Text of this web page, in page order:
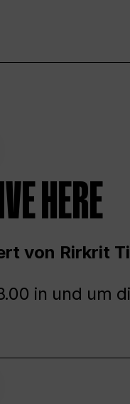
HERE
von Rirkrit
in und um